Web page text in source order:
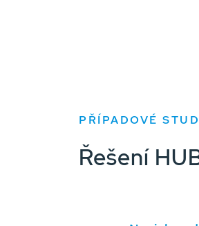
PŘÍPADOVÉ
Řešení